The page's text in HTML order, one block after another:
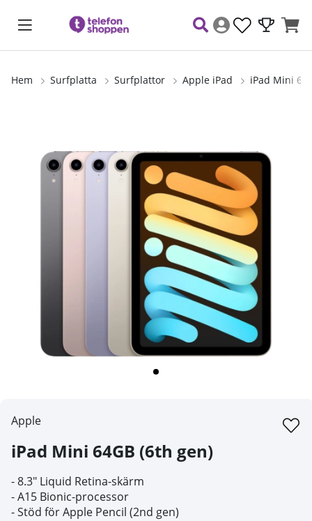
Hem Surfplatta Surfplattor Apple iPad iPad Mini
Apple
iPad Mini 64GB (6th gen)
- 8.3" Liquid Retina-skärm
-A15 Bionic-processor
- Stöd för Apple Pencil (2nd gen)